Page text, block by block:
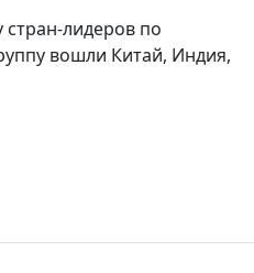
стран-лидеров по
вошли Китай, Индия,